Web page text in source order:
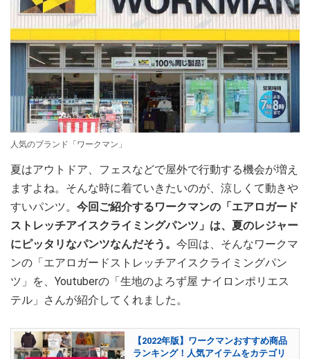
人気のブランド「ワークマン」
夏はアウトドア、フェスなどで屋外で行動する機会が増え
ますよね。そんな時に着ていきたいのが、涼しくて動きや
すいパンツ。 今回ご紹介するワークマンの「エアロガード
ストレッチアイスクライミングパンツ」は、夏のレジャー
にピッタリなパンツなんだそう。 今回は、そんなワークマ
ンの「エアロガードストレッチアイスクライミングパン
ツ」を、Youtuberの「生地のよろず屋 ナイロンポリエス
テル」さんが紹介してくれました。
【2022年版】ワークマンおすすめ商品
ランキング！人気アイテムをカテゴリ